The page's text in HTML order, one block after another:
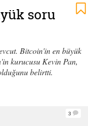
soru
Bitcoin'in en büyük
kurucusu Kevin Pan,
belirtti.
3